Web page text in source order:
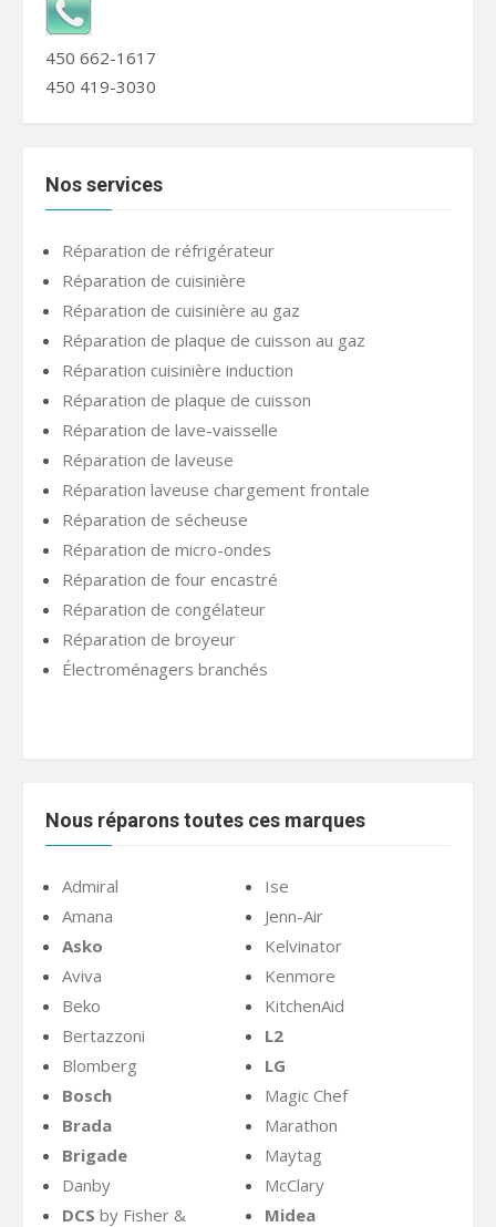
450 662-1617
450 419-3030
Nous réparons toutes ces marques
Admiral
Amana
Asko
Aviva
Beko
Bertazzoni
Blomberg
Bosch
Brada
Brigade
Danby
DCS by Fisher &
Ise
Jenn-Air
Kelvinator
Kenmore
KitchenAid
L2
LG
Magic Chef
Marathon
Maytag
McClary
Midea
Nos services
Réparation de réfrigérateur
Réparation de cuisinière
Réparation de cuisinière au gaz
Réparation de plaque de cuisson au gaz
Réparation cuisinière induction
Réparation de plaque de cuisson
Réparation de lave-vaisselle
Réparation de laveuse
Réparation laveuse chargement frontale
Réparation de sécheuse
Réparation de micro-ondes
Réparation de four encastré
Réparation de congélateur
Réparation de broyeur
Électroménagers branchés